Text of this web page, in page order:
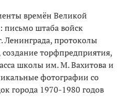
времён Великой
письмо штаба войск
Ленинграда, протоколы
торфпредприятия,
школы им. М. Вахитова и
фотографии со
города 1970-1980 годов